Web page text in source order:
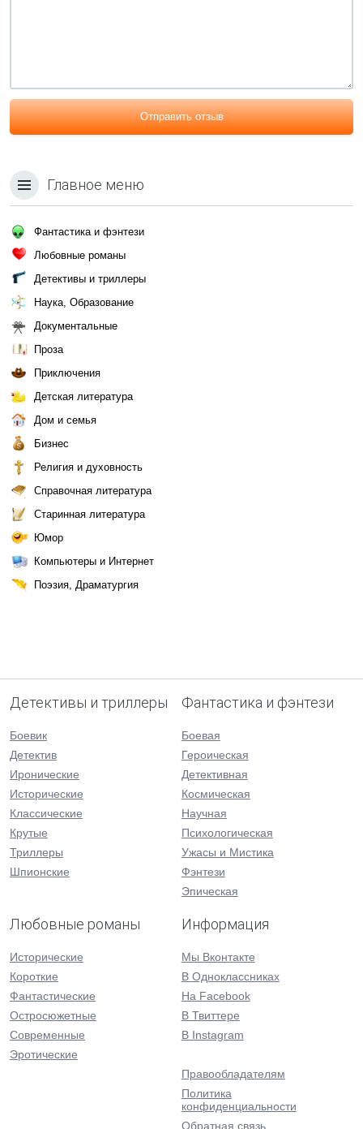
Отправить отзыв
Главное меню
Фантастика и фэнтези
Любовные романы
Детективы и триллеры
Наука, Образование
Документальные
Проза
Приключения
Детская литература
Дом и семья
Бизнес
Религия и духовность
Справочная литература
Старинная литература
Юмор
Компьютеры и Интернет
Поэзия, Драматургия
Детективы и триллеры
Боевик
Детектив
Иронические
Исторические
Классические
Крутые
Триллеры
Шпионские
Фантастика и фэнтези
Боевая
Героическая
Детективная
Космическая
Научная
Психологическая
Ужасы и Мистика
Фэнтези
Эпическая
Любовные романы
Исторические
Короткие
Фантастические
Остросюжетные
Современные
Эротические
Информация
Мы Вконтакте
В Одноклассниках
На Facebook
В Твиттере
В Instagram
Правообладателям
Политика
конфиденциальности
Обратная связь